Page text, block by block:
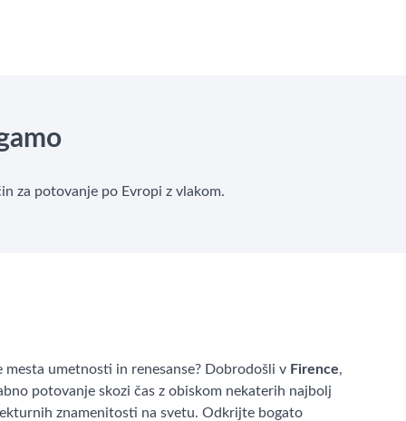
za potovanje po Evropi z vlakom.
umetnosti in renesanse? Dobrodošli v Firence,
potovanje skozi čas z obiskom nekaterih najbolj
znamenitosti na svetu. Odkrijte bogato